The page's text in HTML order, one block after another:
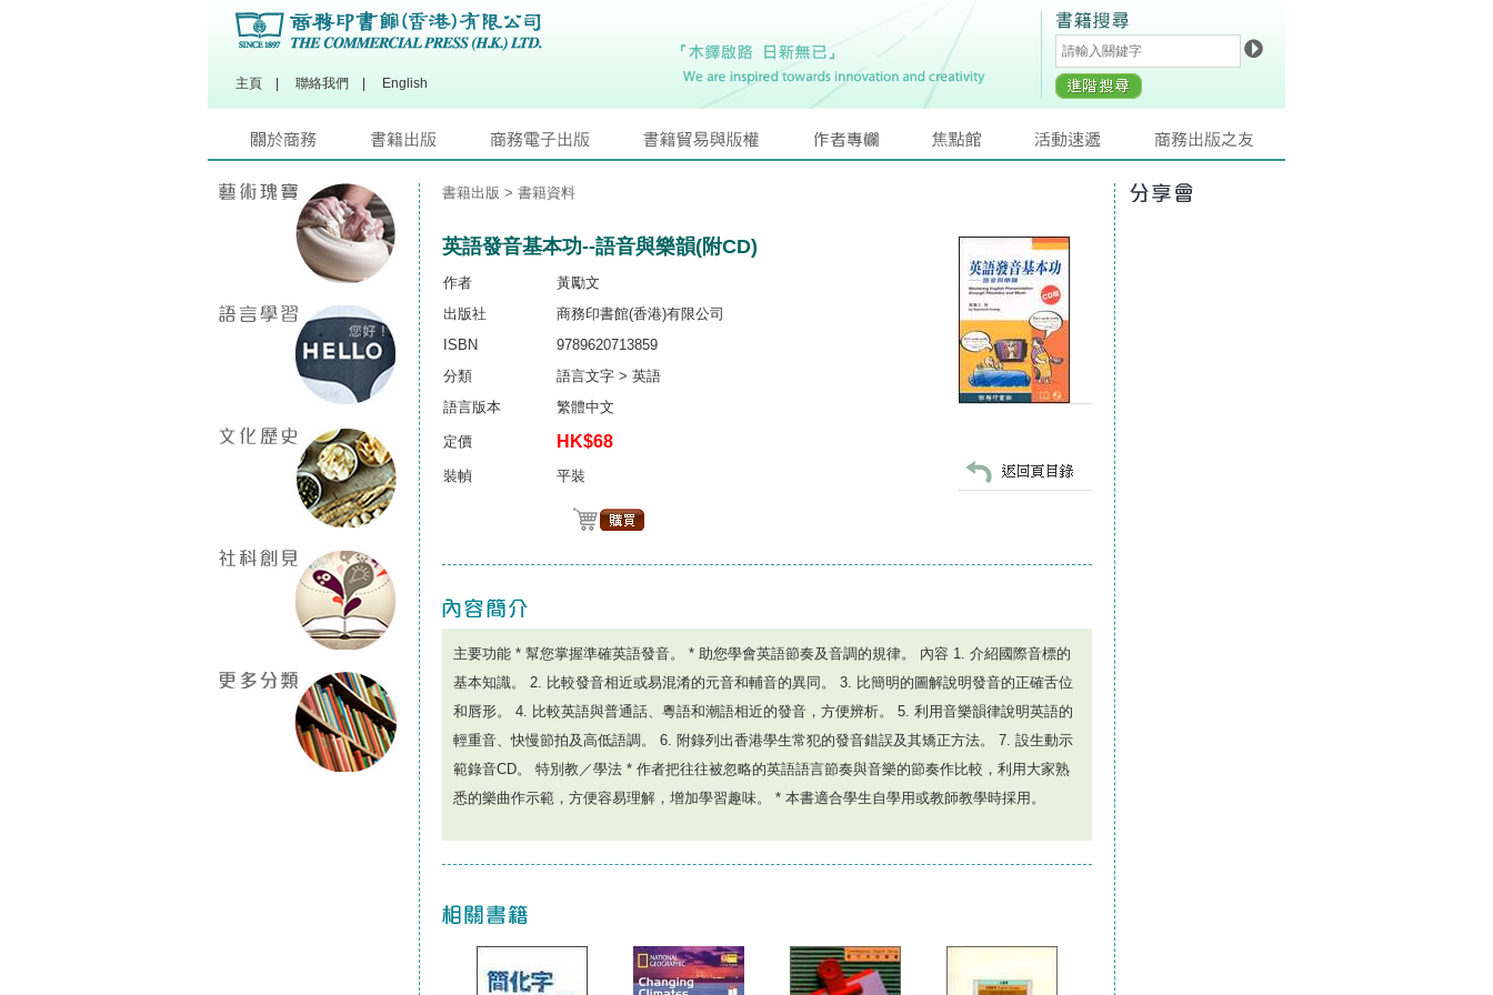
主頁 聯絡我們 English
書籍出版 > 書籍資料
英語發音基本功--語音與樂韻(附CD)
作者
黃勵文
出版社
商務印書館(香港)有限公司
ISBN
9789620713859
分類
語言文字 > 英語
語言版本
繁體中文
定價 HK$68
裝幀 平裝
主要功能 * 幫您掌握準確英語發音。 * 助您學會英語節奏及音調的規律。 內容 1. 介紹國際音標的
基本知識。 2. 比較發音相近或易混淆的元音和輔音的異同。 3. 比簡明的圖解說明發音的正確舌位
和唇形。 4. 比較英語與普通話、粵語和潮語相近的發音，方便辨析。 5. 利用音樂韻律說明英語的
輕重音、快慢節拍及高低語調。 6. 附錄列出香港學生常犯的發音錯誤及其矯正方法。 7. 設生動示
範錄音CD。 特別教／學法 * 作者把往往被忽略的英語語言節奏與音樂的節奏作比較，利用大家熟
悉的樂曲作示範，方便容易理解，增加學習趣味。 * 本書適合學生自學用或教師教學時採用。